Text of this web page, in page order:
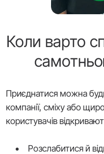
Коли варто
Приєднатися можна
компанії, сміху або
користувачів
Розслабитися й